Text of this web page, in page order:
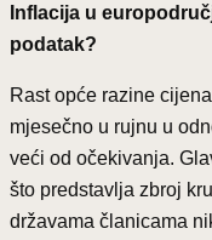
Inflacija u
podatak?
Rast opće razine
mjesečno u rujnu u
veći od očekivanja.
što predstavlja zbroj
državama članicama